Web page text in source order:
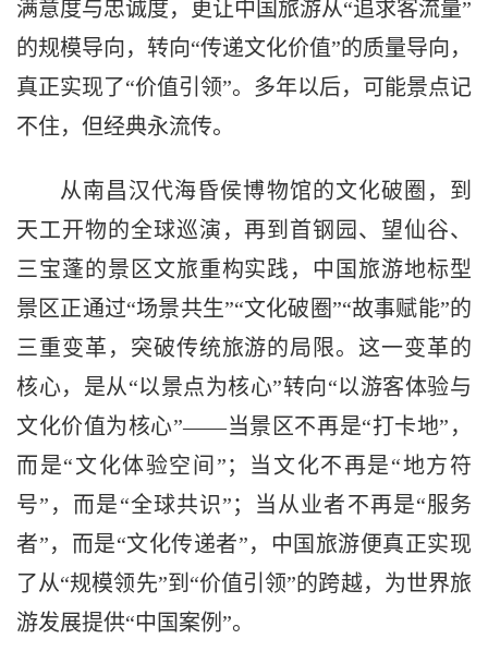
满意度与忠诚度，更让中国旅游从“追求客流量”
的规模导向，转向“传递文化价值”的质量导向，
真正实现了“价值引领”。多年以后，可能景点记
不住，但经典永流传。
从南昌汉代海昏侯博物馆的文化破圈，到
天工开物的全球巡演，再到首钢园、望仙谷、
三宝蓬的景区文旅重构实践，中国旅游地标型
景区正通过“场景共生”“文化破圈”“故事赋能”的
三重变革，突破传统旅游的局限。这一变革的
核心，是从“以景点为核心”转向“以游客体验与
文化价值为核心”——当景区不再是“打卡地”，
而是“文化体验空间”；当文化不再是“地方符
号”，而是“全球共识”；当从业者不再是“服务
者”，而是“文化传递者”，中国旅游便真正实现
了从“规模领先”到“价值引领”的跨越，为世界旅
游发展提供“中国案例”。